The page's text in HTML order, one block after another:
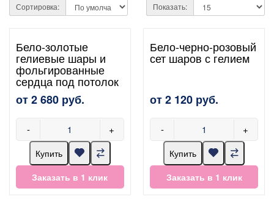
Сортировка: Показать:
Бело-золотые
гелиевые шары и
фольгированные
сердца под потолок
от 2 680 руб.
- +
Купить
Заказать в 1 клик
Бело-черно-розовый
сет шаров с гелием
от 2 120 руб.
- +
Купить
Заказать в 1 клик